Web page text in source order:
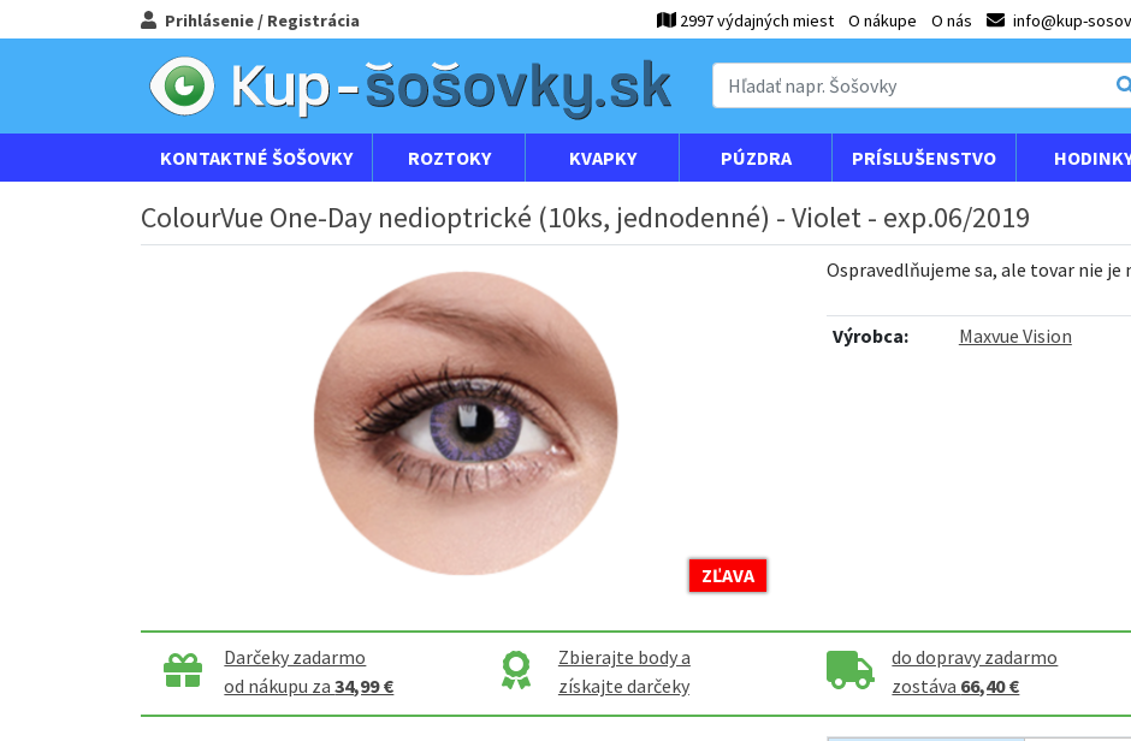
Prihlásenie / Registrácia 2997 výdajných miest O nákupe O nás info@kup-
KONTAKTNÉ ŠOŠOVKY ROZTOKY KVAPKY PÚZDRA PRÍSLUŠENSTVO
ColourVue One-Day nedioptrické (10ks, jednodenné) - Violet - exp.06/2019
ZĽAVA
Ospravedlňujeme sa, ale tovar nie
Výrobca: Maxvue Vision
Darčeky zadarmo
od nákupu za34,99 €
Zbierajte body a
získajte darčeky
do dopravy zadarmo
zostáva 66,40 €